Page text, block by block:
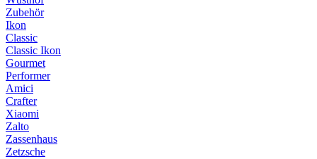
Zubehör
Ikon
Classic
Classic Ikon
Gourmet
Performer
Amici
Crafter
Xiaomi
Zalto
Zassenhaus
Zetzsche